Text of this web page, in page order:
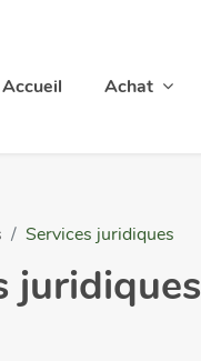
Accueil Achat
Services juridiques
juridiques